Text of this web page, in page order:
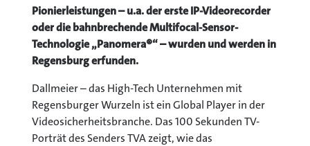
Pionierleistungen – u.a. der erste IP-Videorecorder
oder die bahnbrechende Multifocal-Sensor-
Technologie „Panomera®“ – wurden und werden in
Regensburg erfunden.
Dallmeier – das High-Tech Unternehmen mit
Regensburger Wurzeln ist ein Global Player in der
Videosicherheitsbranche. Das 100 Sekunden TV-
Porträt des Senders TVA zeigt, wie das